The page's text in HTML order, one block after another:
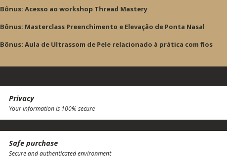
Bônus: Acesso ao workshop Thread Mastery
Bônus: Masterclass Preenchimento e Elevação de Ponta Nasal
Bônus: Aula de Ultrassom de Pele relacionado à prática com fios
Privacy
Your information is 100% secure
Safe purchase
Secure and authenticated environment